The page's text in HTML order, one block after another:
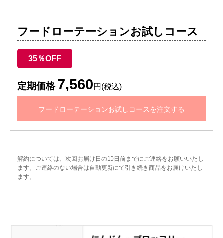
フードローテーションお試しコース
35％OFF
定期価格 7,560円(税込)
フードローテーションお試しコースを注文する
解約については、次回お届け日の10日前までにご連絡をお願いいたし
ます。ご連絡のない場合は自動更新にて引き続き商品をお届けいたし
ます。